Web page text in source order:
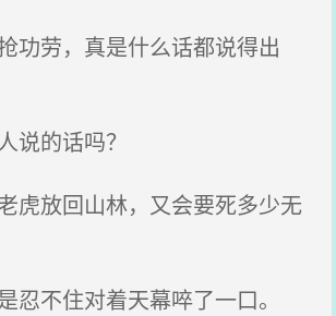
功劳，真是什么话都说得出
的话吗？
虎放回山林，又会要死多少无
不住对着天幕啐了一口。